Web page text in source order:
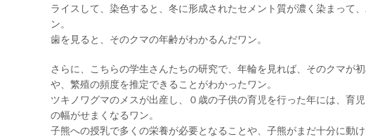
ライスして、染色すると、冬に形成されたセメント質が濃く染まって
ン。
歯を見ると、そのクマの年齢がわかるんだワン。
さらに、こちらの学生さんたちの研究で、年輪を見れば、そのクマが
や、繁殖の頻度を推定できることがわかったワン。
ツキノワグマのメスが出産し、０歳の子供の育児を行った年には、育
の幅がせまくなるワン。
子熊への授乳で多くの栄養が必要となることや、子熊がまだ十分に動